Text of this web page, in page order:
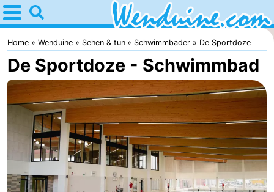
Home
Wenduine
Tipps
kindern
Übernachten
Appartements
-
Home Wenduine Sehen & tun Schwimmbader De Sportdoze
De Sportdoze - Schwimmbad